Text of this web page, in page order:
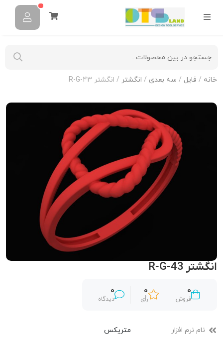
خانه / فایل / سه بعدی / انگشتر / انگشتر R-G-43
انگشتر R-G-43
0
فروش
0
رأی
0
دیدگاه
نام نرم افزار متریکس